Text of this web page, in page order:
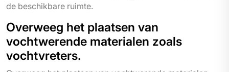
de beschikbare ruimte.
Overweeg het plaatsen van
vochtwerende materialen zoals
vochtvreters.